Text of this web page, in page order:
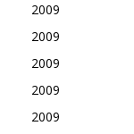
2009
2009
2009
2009
2009